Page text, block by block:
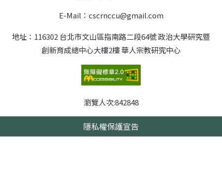
E-Mail：cscrnccu@gmail.com
地址：116302 台北市文山區指南路二段64號 政治大學研究暨
創新育成總中心大樓2樓 華人宗教研究中心
瀏覽人次:842848
隱私權保護宣告